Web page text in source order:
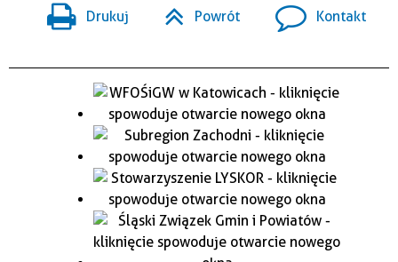
Drukuj Powrót Kontakt